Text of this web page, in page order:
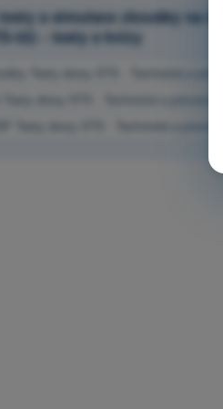
a simulace zkoušky na
02) - testy a kvízy
Testy drony STS - Technická a
Testy drony STS - Technická a
Testy drony STS - Technická a